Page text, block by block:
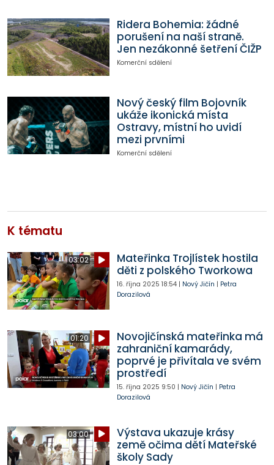
Ridera Bohemia: žádné
porušení na naší straně.
Jen nezákonné šetření ČIŽP
Komerční sdělení
Nový český film Bojovník
ukáže ikonická místa
Ostravy, místní ho uvidí
mezi prvními
Komerční sdělení
K tématu
03:02
Mateřinka Trojlístek hostila
děti z polského Tworkowa
16. října 2025 18:54| Nový Jičín | Petra
Dorazilová
01:20
Novojičínská mateřinka má
zahraniční kamarády,
poprvé je přivítala ve svém
prostředí
15. října 2025 9:50 | Nový Jičín | Petra
Dorazilová
03:00
Výstava ukazuje krásy
země očima dětí Mateřské
školy Sady